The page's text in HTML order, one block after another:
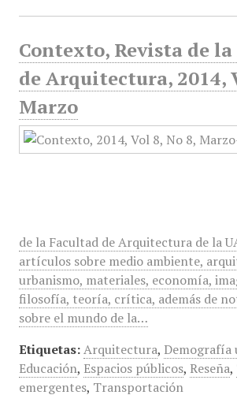
Contexto, Revista de
de Arquitectura, 2014,
Marzo
de la Facultad de Arquitectura de la
artículos sobre medio ambiente,
urbanismo, materiales, economía,
filosofía, teoría, crítica, además de
sobre el mundo de la…
Etiquetas: Arquitectura, Demografía
Educación, Espacios públicos, Reseña,
emergentes, Transportación